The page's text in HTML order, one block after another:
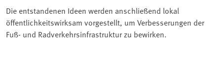
Die entstandenen Ideen werden anschließend lokal
öffentlichkeitswirksam vorgestellt, um Verbesserungen der
Fuß- und Radverkehrsinfrastruktur zu bewirken.